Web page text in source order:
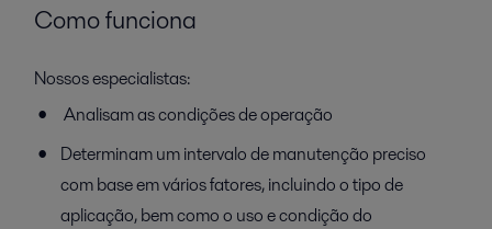
Como funciona
Nossos especialistas:
Analisam as condições de operação
Determinam um intervalo de manutenção preciso
com base em vários fatores, incluindo o tipo de
aplicação, bem como o uso e condição do